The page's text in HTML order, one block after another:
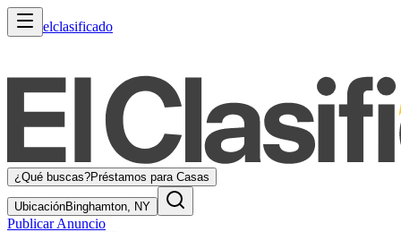
elclasificado
¿Qué buscas?Préstamos para Casas
UbicaciónBinghamton, NY
Publicar Anuncio